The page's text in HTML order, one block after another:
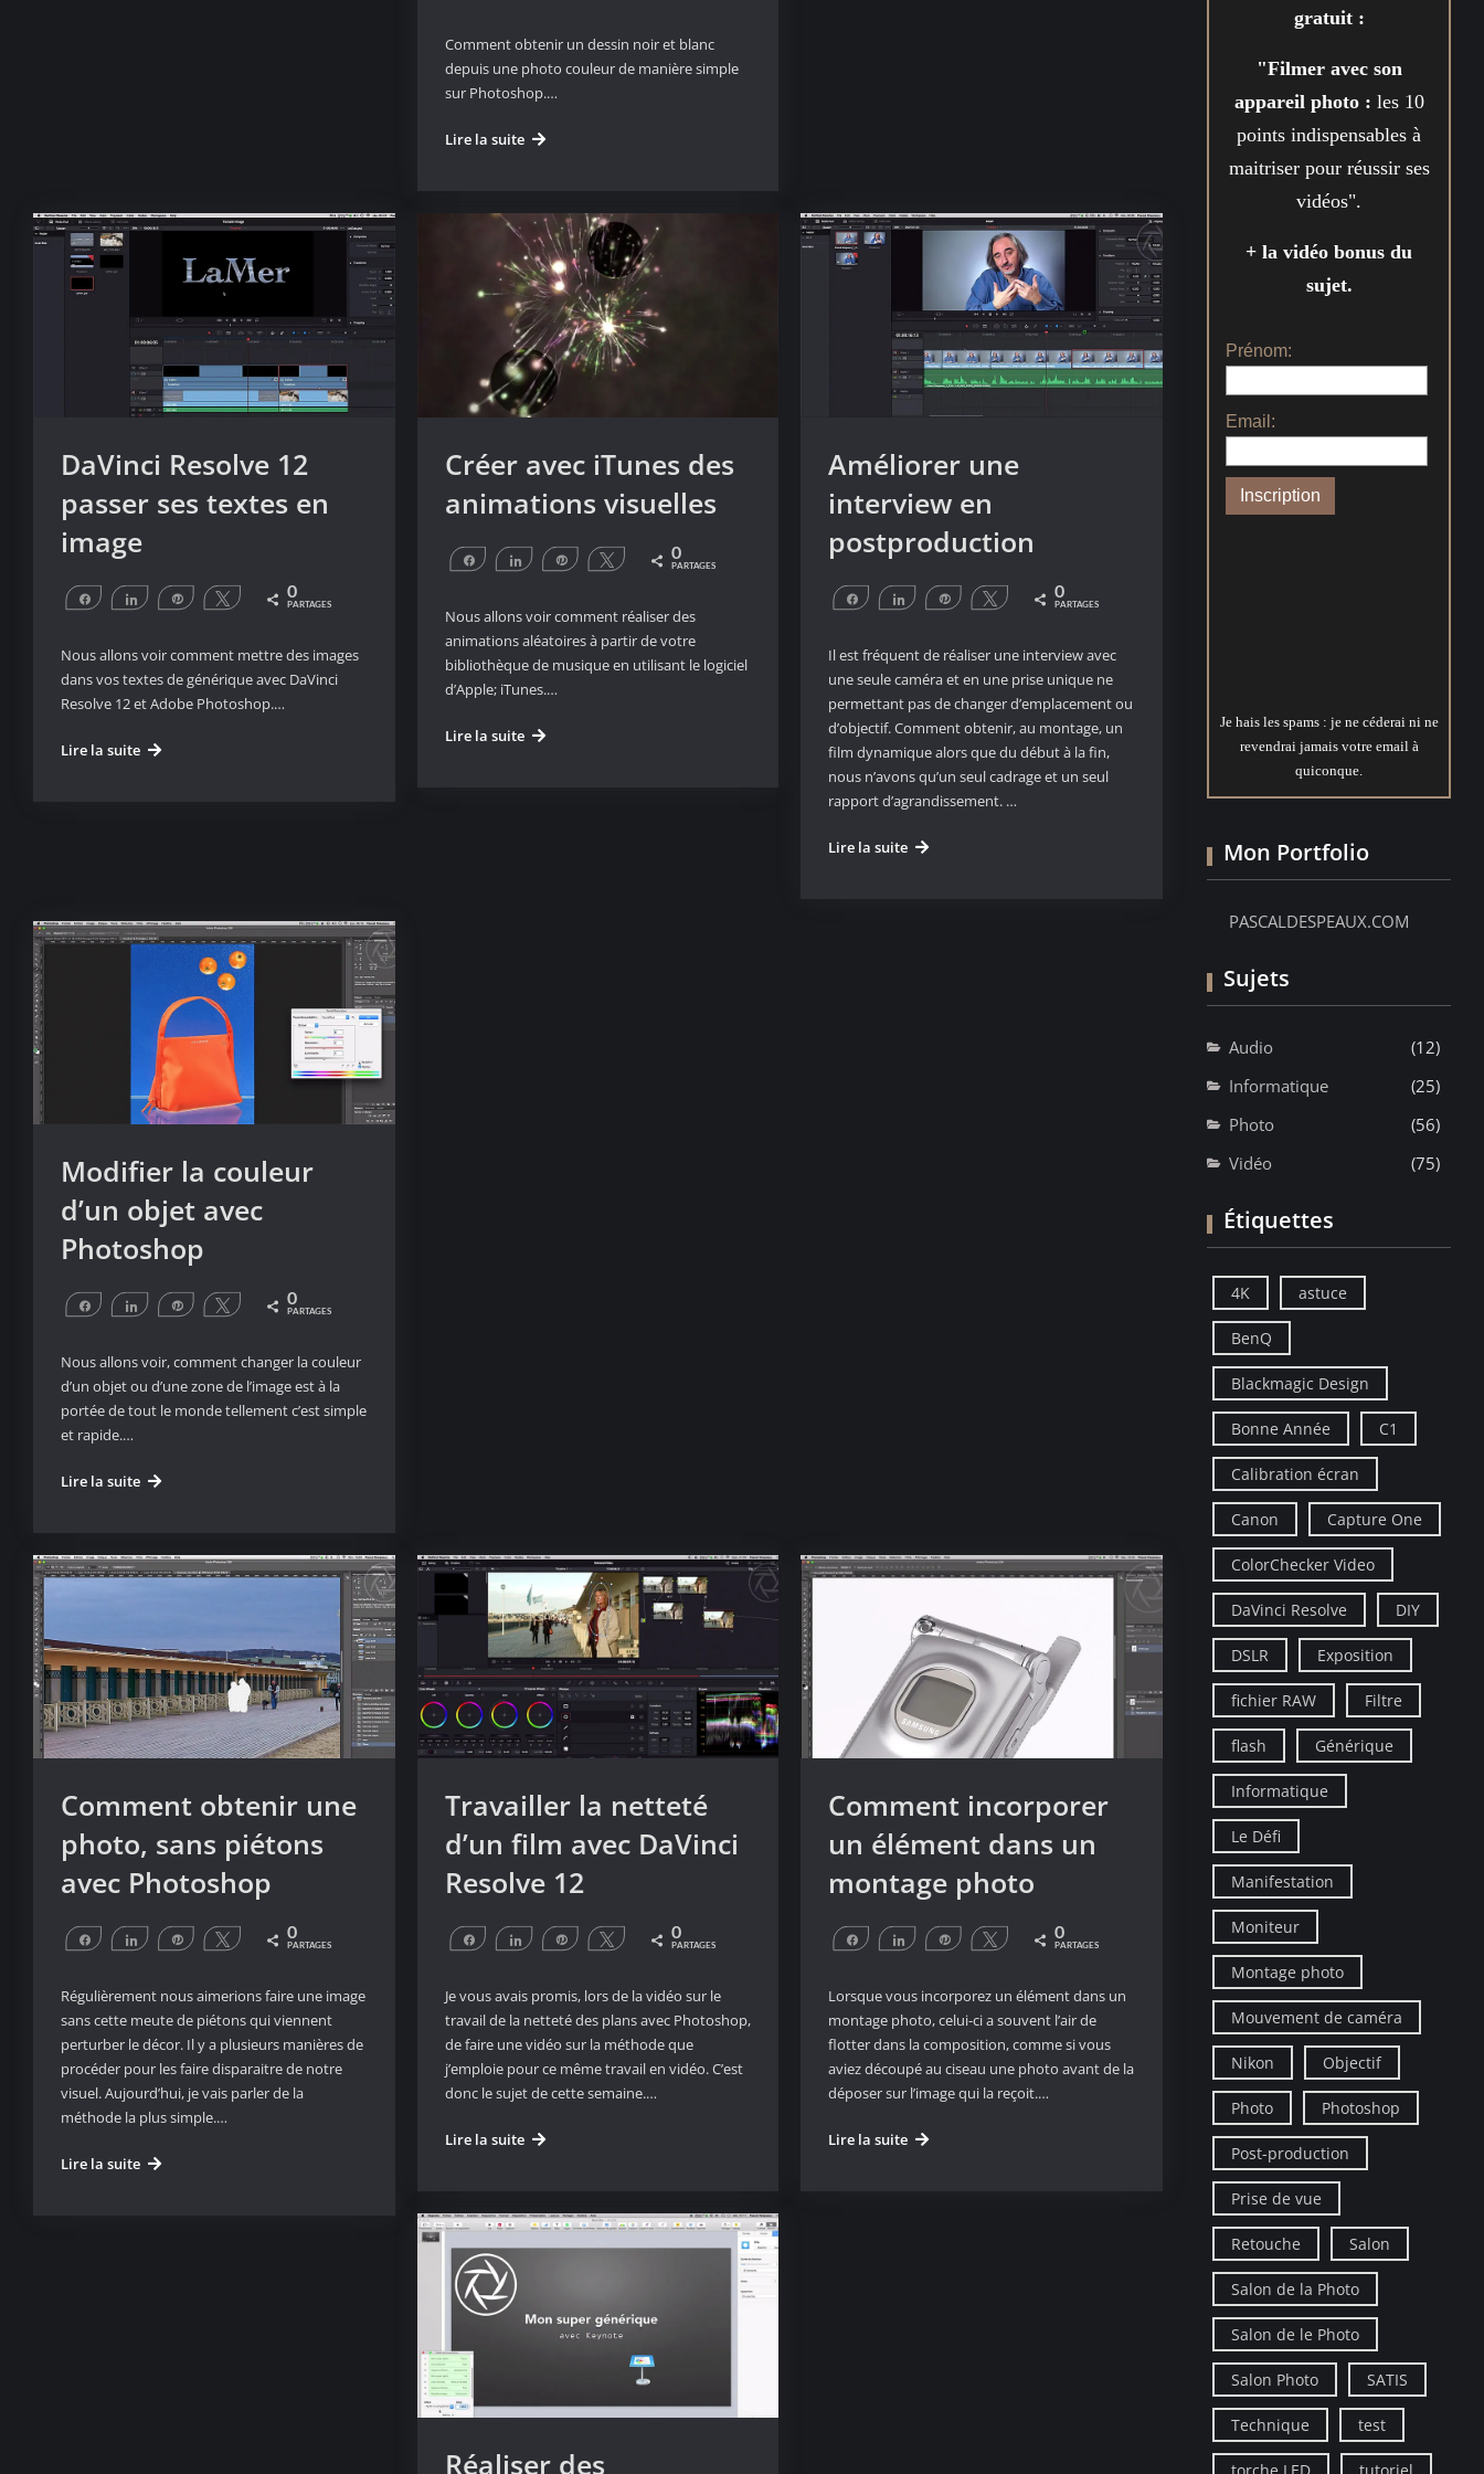
Comment obtenir un dessin noir et blanc
depuis une photo couleur de manière simple
sur Photoshop.…
Lire la suiteTransformer
en
dessin
avec
Photoshop
DaVinci Resolve 12
passer ses textes en
image
Partagez Partagez Épingle Tweetez 0
PARTAGES
Nous allons voir comment mettre des images
dans vos textes de générique avec DaVinci
Resolve 12 et Adobe Photoshop.…
Lire la suiteDaVinci
image
Créer avec iTunes des
animations visuelles
Partagez Partagez Épingle Tweetez 0
PARTAGES
Nous allons voir comment réaliser des
animations aléatoires à partir de votre
bibliothèque de musique en utilisant le logiciel
d’Apple; iTunes.…
Lire la suiteCréer
Améliorer une
interview en
postproduction
Partagez Partagez Épingle Tweetez 0
PARTAGES
Il est fréquent de réaliser une interview avec
une seule caméra et en une prise unique ne
permettant pas de changer d’emplacement ou
d’objectif. Comment obtenir, au montage, un
film dynamique alors que du début à la fin,
nous n’avons qu’un seul cadrage et un seul
rapport d’agrandissement. …
Lire la suiteAméliorer
Modifier la couleur
d’un objet avec
Photoshop
Partagez Partagez Épingle Tweetez 0
PARTAGES
Nous allons voir, comment changer la couleur
d’un objet ou d’une zone de l’image est à la
portée de tout le monde tellement c’est simple
et rapide.…
Lire la suiteModifier
d’un
objet
Comment obtenir une
photo, sans piétons
avec Photoshop
Partagez Partagez Épingle Tweetez 0
PARTAGES
Régulièrement nous aimerions faire une image
sans cette meute de piétons qui viennent
perturber le décor. Il y a plusieurs manières de
procéder pour les faire disparaitre de notre
visuel. Aujourd’hui, je vais parler de la
méthode la plus simple.…
Lire la suiteComment
Travailler la netteté
d’un film avec DaVinci
Resolve 12
Partagez Partagez Épingle Tweetez 0
PARTAGES
Je vous avais promis, lors de la vidéo sur le
travail de la netteté des plans avec Photoshop,
de faire une vidéo sur la méthode que
j’emploie pour ce même travail en vidéo. C’est
donc le sujet de cette semaine.…
Lire la suiteTravailler
d’un
film
Comment incorporer
un élément dans un
montage photo
Partagez Partagez Épingle Tweetez 0
PARTAGES
Lorsque vous incorporez un élément dans un
montage photo, celui-ci a souvent l’air de
flotter dans la composition, comme si vous
aviez découpé au ciseau une photo avant de la
déposer sur l’image qui la reçoit.…
Lire la suiteComment
Réaliser des
gratuit :
"Filmer avec son
appareil photo : les 10
points indispensables à
maitriser pour réussir ses
vidéos".
+ la vidéo bonus du
sujet.
Prénom:
Email:
Je hais les spams : je ne céderai ni ne
revendrai jamais votre email à
quiconque.
Mon Portfolio
PASCALDESPEAUX.COM
Sujets
Audio
(12)
Informatique
(25)
Photo
(56)
Vidéo
(75)
Étiquettes
4K astuce
BenQ
Blackmagic Design
Bonne Année C1
Calibration écran
Canon Capture One
ColorChecker Video
DaVinci Resolve DIY
DSLR Exposition
fichier RAW Filtre
flash Générique
Informatique
Le Défi
Manifestation
Moniteur
Montage photo
Mouvement de caméra
Nikon Objectif
Photo Photoshop
Post-production
Prise de vue
Retouche Salon
Salon de la Photo
Salon de le Photo
Salon Photo SATIS
Technique test
torche LED tutoriel